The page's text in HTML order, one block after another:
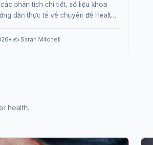
phân tích chi tiết, số liệu khoa
dẫn thực tế về chuyên đề Healthy
chuyên gia.
• ✍️ Sarah Mitchell
health.